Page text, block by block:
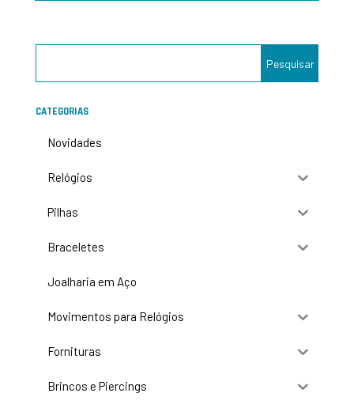
CATEGORIAS
Novidades
Relógios
Pilhas
Braceletes
Joalharia em Aço
Movimentos para Relógios
Fornituras
Brincos e Piercings